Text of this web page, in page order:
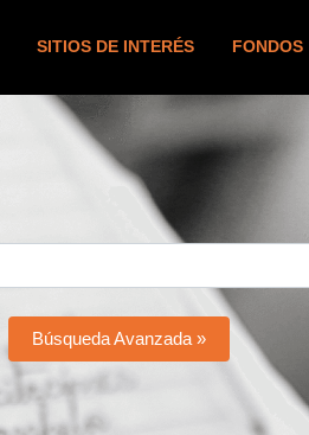
SITIOS DE INTERÉS FONDOS
Búsqueda Avanzada »